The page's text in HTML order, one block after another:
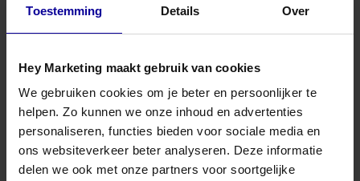
Toestemming Details Over
Hey Marketing maakt gebruik van cookies
We gebruiken cookies om je beter en persoonlijker te
helpen. Zo kunnen we onze inhoud en advertenties
personaliseren, functies bieden voor sociale media en
ons websiteverkeer beter analyseren. Deze informatie
delen we ook met onze partners voor soortgelijke
presterende producten
presterende producten
De kans geven aan producten die nog niet
voldoende aandacht hebben gekregen om
beoordeeld te worden o.b.v. prestaties